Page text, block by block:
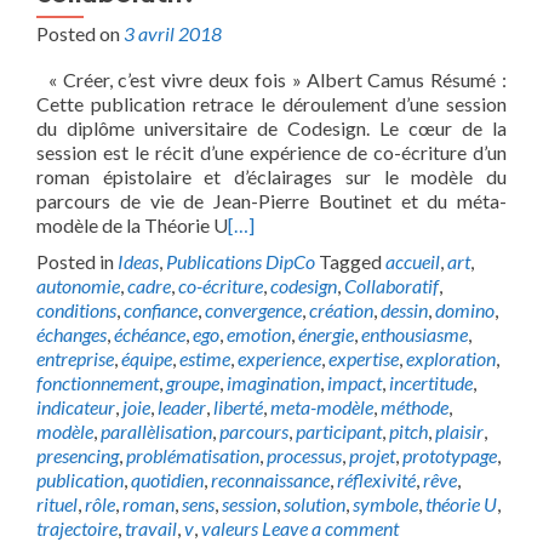
Posted on 3 avril 2018
« Créer, c’est vivre deux fois » Albert Camus Résumé :
Cette publication retrace le déroulement d’une session
du diplôme universitaire de Codesign. Le cœur de la
session est le récit d’une expérience de co-écriture d’un
roman épistolaire et d’éclairages sur le modèle du
parcours de vie de Jean-Pierre Boutinet et du méta-
modèle de la Théorie U[…]
Posted in Ideas, Publications DipCo Taggedaccueil,art,
autonomie,cadre,co-écriture,codesign,Collaboratif,
conditions,confiance,convergence,création,dessin,domino,
échanges,échéance,ego,emotion,énergie,enthousiasme,
entreprise,équipe,estime,experience,expertise,exploration,
fonctionnement,groupe, imagination, impact, incertitude,
indicateur, joie, leader, liberté,meta-modèle,méthode,
modèle,parallèlisation,parcours,participant,pitch,plaisir,
presencing,problématisation,processus,projet,prototypage,
publication,quotidien,reconnaissance,réflexivité,rêve,
rituel,rôle,roman,sens,session,solution,symbole,théorie U,
trajectoire,travail,v,valeurs Leave a comment